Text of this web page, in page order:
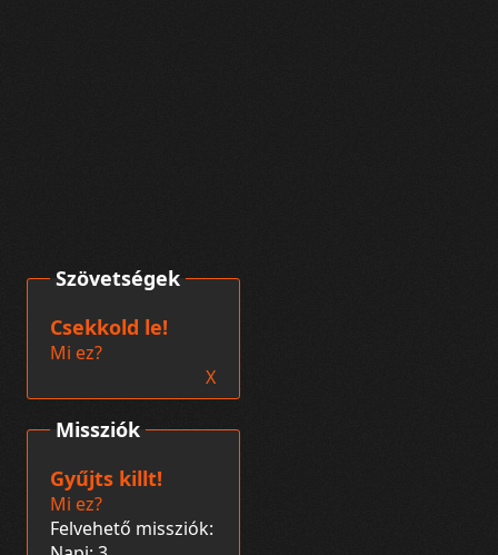
Missziók
Gyűjts killt!
Mi ez?
Felvehető missziók:
Szövetségek
Csekkold le!
Mi ez?
X